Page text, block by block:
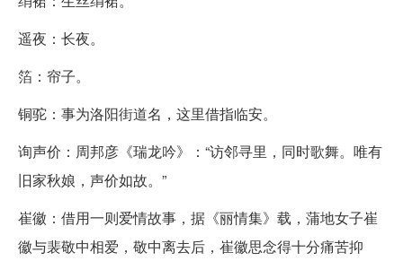
遥夜：长夜。
箔：帘子。
铜驼：事为洛阳街道名，这里借指临安。
询声价：周邦彦《瑞龙吟》：“访邻寻里，同时歌舞。唯有
旧家秋娘，声价如故。”
崔徽：借用一则爱情故事，据《丽情集》载，蒲地女子崔
徽与裴敬中相爱，敬中离去后，崔徽思念得十分痛苦抑